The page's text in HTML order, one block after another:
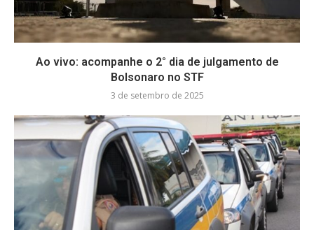
Ao vivo: acompanhe o 2° dia de julgamento de
Bolsonaro no STF
3 de setembro de 2025